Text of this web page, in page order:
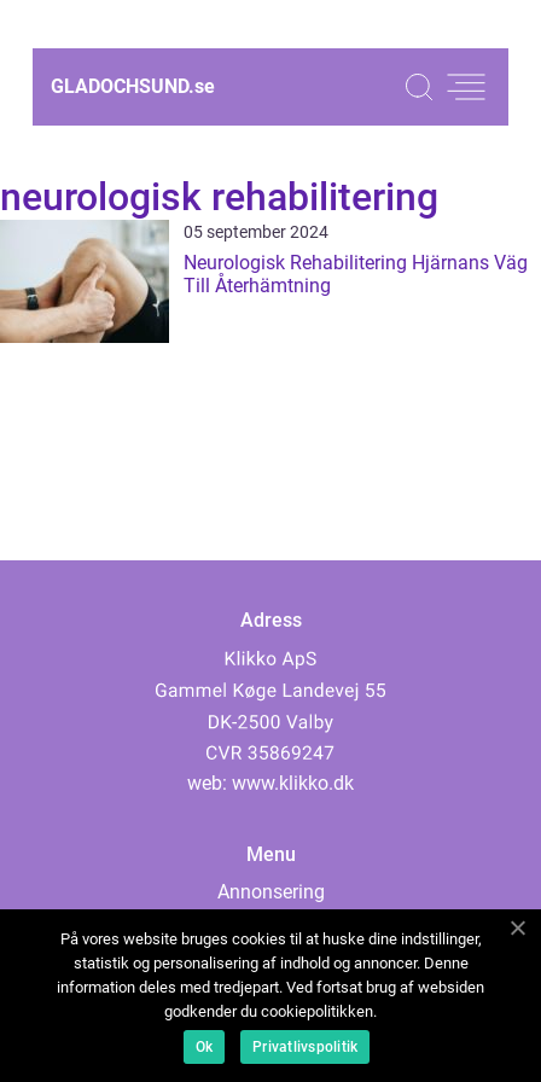
GLADOCHSUND.se
neurologisk rehabilitering
05 september 2024
Neurologisk Rehabilitering Hjärnans Väg
Till Återhämtning
Adress
web: www.klikko.dk
Menu
Annonsering
Cookies
Kontakta oss
Sitemap
På vores website bruges cookies til at huske dine indstillinger,
statistik og personalisering af indhold og annoncer. Denne
information deles med tredjepart. Ved fortsat brug af websiden
godkender du cookiepolitikken.
Ok Privatlivspolitik